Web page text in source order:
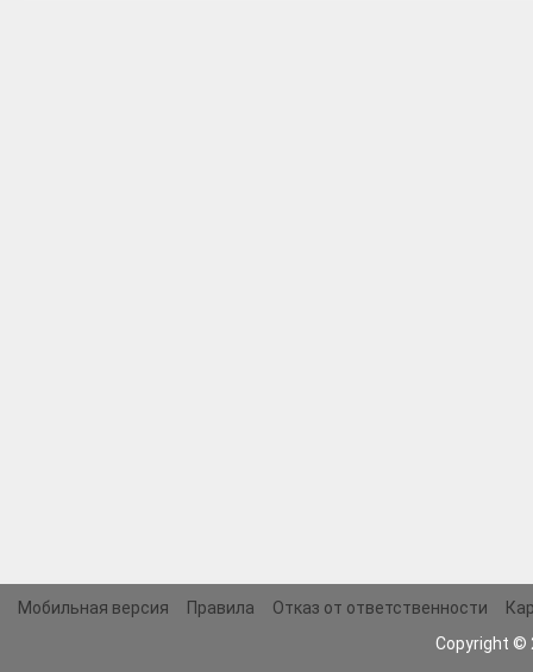
Мобильная версия Правила Отказ от ответственности
Copyright ©